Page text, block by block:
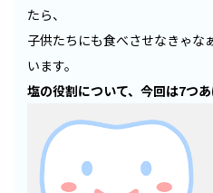
たら、
子供たちにも食べさせなきゃな
います。
塩の役割について、今回は7つあ